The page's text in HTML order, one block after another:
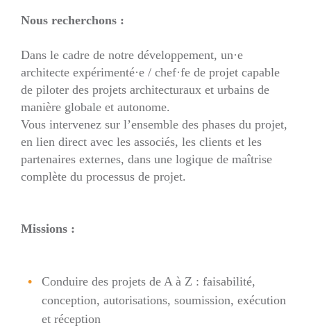
Nous recherchons :
Dans le cadre de notre développement, un·e
architecte expérimenté·e / chef·fe de projet capable
de piloter des projets architecturaux et urbains de
manière globale et autonome.
Vous intervenez sur l’ensemble des phases du projet,
en lien direct avec les associés, les clients et les
partenaires externes, dans une logique de maîtrise
complète du processus de projet.
Missions :
Conduire des projets de A à Z : faisabilité,
conception, autorisations, soumission, exécution
et réception